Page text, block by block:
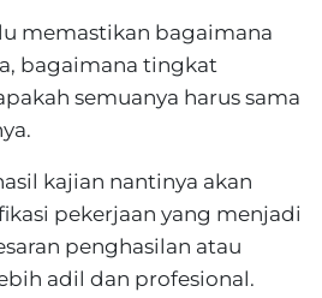
memastikan bagaimana
bagaimana tingkat
semuanya harus sama
kajian nantinya akan
pekerjaan yang menjadi
penghasilan atau
adil dan profesional.